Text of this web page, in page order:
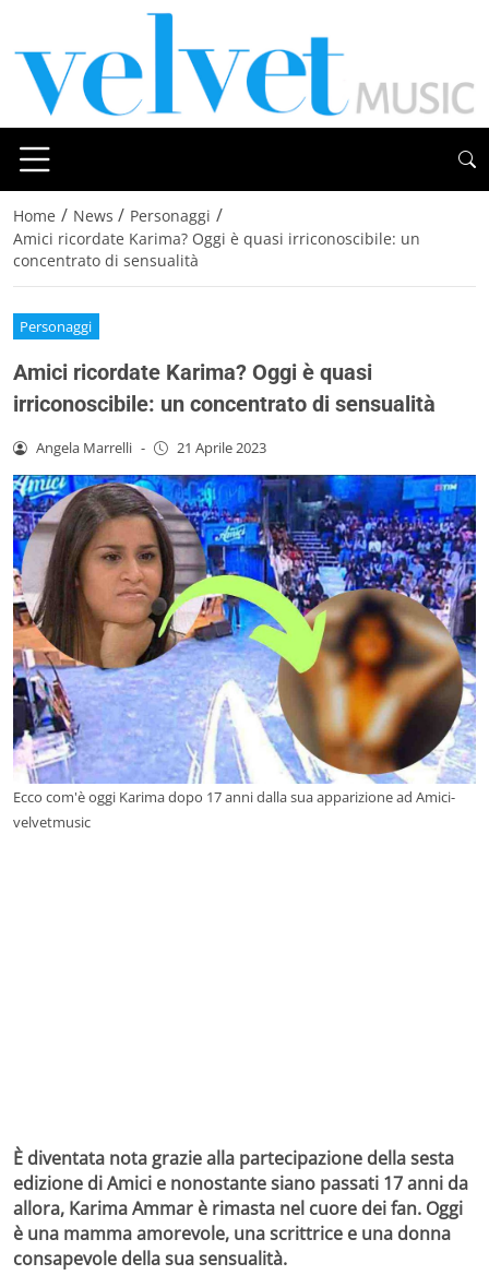
Home / News / Personaggi /
Amici ricordate Karima? Oggi è quasi irriconoscibile: un
concentrato di sensualità
Personaggi
Amici ricordate Karima? Oggi è quasi
irriconoscibile: un concentrato di sensualità
Angela Marrelli - 21 Aprile 2023
Ecco com'è oggi Karima dopo 17 anni dalla sua apparizione ad Amici-
velvetmusic
È diventata nota grazie alla partecipazione della sesta
edizione di Amici e nonostante siano passati 17 anni da
allora, Karima Ammar è rimasta nel cuore dei fan. Oggi
è una mamma amorevole, una scrittrice e una donna
consapevole della sua sensualità.